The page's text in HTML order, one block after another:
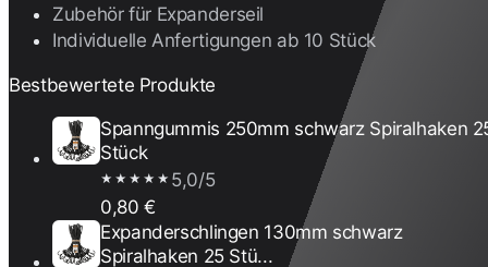
Zubehör für Expanderseil
Individuelle Anfertigungen ab 10 Stück
Bestbewertete Produkte
Spanngummis 250mm schwarz Spiralhaken
Stück
★★★★★ 5,0/5
0,80 €
Expanderschlingen 130mm schwarz
Spiralhaken 25 Stü...